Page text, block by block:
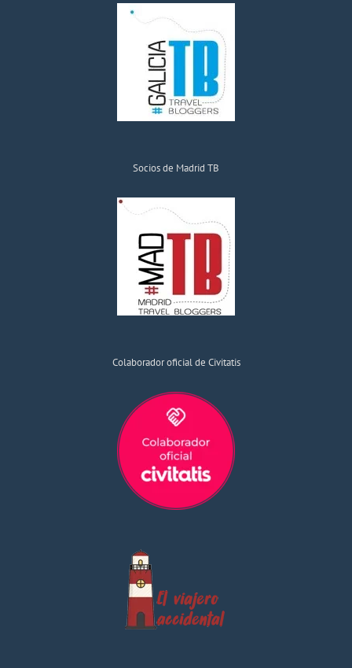
Socios de Madrid TB
Colaborador oficial de Civitatis